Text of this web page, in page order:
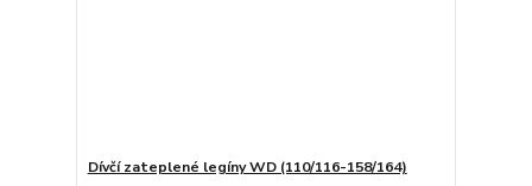
Dívčí zateplené legíny WD (110/116-158/164)